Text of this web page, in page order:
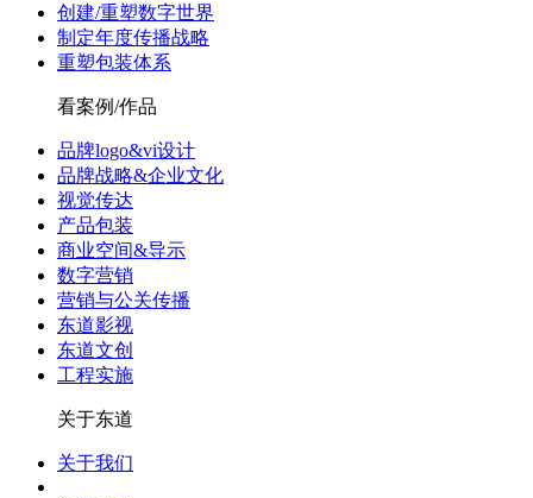
创建/重塑数字世界
制定年度传播战略
重塑包装体系
看案例/作品
品牌logo&vi设计
品牌战略&企业文化
视觉传达
产品包装
商业空间&导示
数字营销
营销与公关传播
东道影视
东道文创
工程实施
关于东道
关于我们